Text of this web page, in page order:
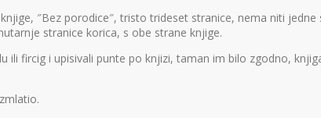
″Bez porodice″, tristo trideset stranice, nema niti
stranice korica, s obe strane knjige.
fircig i upisivali punte po knjizi, taman im bilo zgodno,